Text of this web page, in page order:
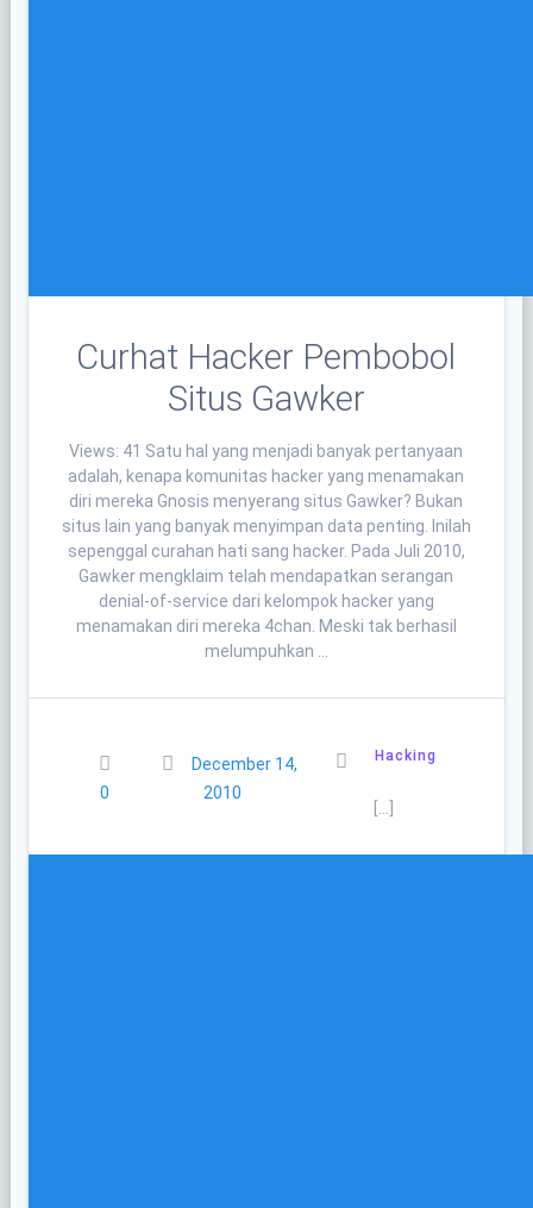
Curhat Hacker Pembobol
Situs Gawker
Views: 41 Satu hal yang menjadi banyak pertanyaan
adalah, kenapa komunitas hacker yang menamakan
diri mereka Gnosis menyerang situs Gawker? Bukan
situs lain yang banyak menyimpan data penting. Inilah
sepenggal curahan hati sang hacker. Pada Juli 2010,
Gawker mengklaim telah mendapatkan serangan
denial-of-service dari kelompok hacker yang
menamakan diri mereka 4chan. Meski tak berhasil
melumpuhkan …
0
December 14,
2010
Hacking
[…]